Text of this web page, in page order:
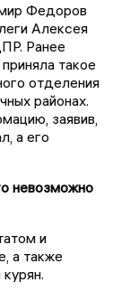
Федоров
Алексея
Ранее
такое
отделения
районах.
заявив,
а его
невозможно
и
а также